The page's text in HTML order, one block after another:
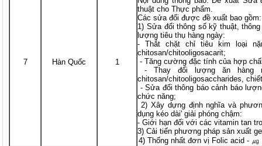
7 Hàn Quốc 1
thuật cho Thực phẩm.
Các sửa đổi được đề xuất bao gồm:
1) Sửa đổi thông số kỹ thuật,
lượng tiêu thụ hàng ngày:
- Thắt chặt chỉ tiêu kim loại
chitosan/chitooligosacarit;
- Tăng cường đặc tính của hợp
- Thay đổi lượng ăn hàng
chitosan/chitooligosaccharides,
- Sửa đổi thông báo cảnh báo
chức năng;
2) Xây dựng định nghĩa và
dụng kéo dài' giải phóng chậm:
- Giới hạn đối với các vitamin tan
3) Cải tiến phương pháp sản xuất
4) Thống nhất đơn vị Folic acid -